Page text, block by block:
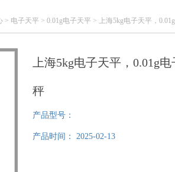
> 电子天平 > 0.01g电子天平 > 上海5kg电子天平，
上海5kg电子天平，0.01g电
秤
产品型号：
产品时间： 2025-02-13